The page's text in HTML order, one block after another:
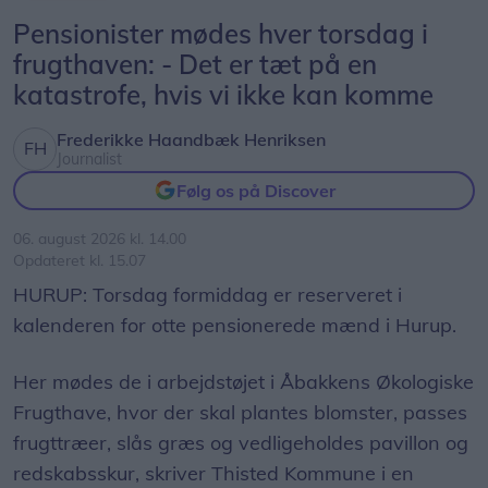
Tino Johannesen har været en del af Hotel
Hanstholm i 22 år og har siden 2018 været
hotelchef.
- Alle er velkomne. Vi har åbent døgnet rundt, der
er gode parkeringsforhold og nem adgang til
automaten. Samtidig passer det godt ind i
hotellets ambition om at være en del af
lokalsamfundet og skabe værdi for både
mennesker og området, siger han.
Kontanter er fortsat vigtige
Bag hæveautomaten står kontantvirksomheden
Nokas, som har ansvaret for drift og service.
Pensionister mødes hver torsdag i
frugthaven: - Det er tæt på en
katastrofe, hvis vi ikke kan komme
Frederikke Haandbæk Henriksen
Journalist
Følg os på Discover
06. august 2026 kl. 14.00
Opdateret kl. 15.07
HURUP: Torsdag formiddag er reserveret i
kalenderen for otte pensionerede mænd i Hurup.
Her mødes de i arbejdstøjet i Åbakkens Økologiske
Frugthave, hvor der skal plantes blomster, passes
frugttræer, slås græs og vedligeholdes pavillon og
redskabsskur, skriver Thisted Kommune i en